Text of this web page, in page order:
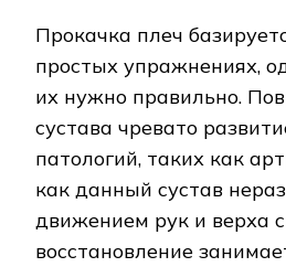
Прокачка плеч
простых упражнениях,
их нужно правильно.
сустава чревато
патологий, таких как
как данный сустав
движением рук и верха
восстановление